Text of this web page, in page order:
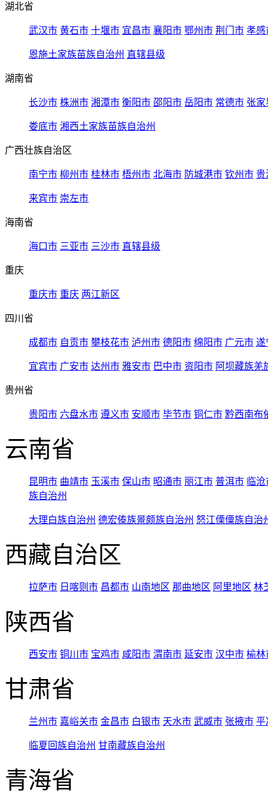
湖北省
武汉市 黄石市 十堰市 宜昌市 襄阳市 鄂州市 荆门市 孝感
恩施土家族苗族自治州 直辖县级
湖南省
长沙市 株洲市 湘潭市 衡阳市 邵阳市 岳阳市 常德市 张家
娄底市 湘西土家族苗族自治州
广西壮族自治区
南宁市 柳州市 桂林市 梧州市 北海市 防城港市 钦州市 贵
来宾市 崇左市
海南省
海口市 三亚市 三沙市 直辖县级
重庆
重庆市 重庆 两江新区
四川省
成都市 自贡市 攀枝花市 泸州市 德阳市 绵阳市 广元市 遂
宜宾市 广安市 达州市 雅安市 巴中市 资阳市 阿坝藏族羌
贵州省
贵阳市 六盘水市 遵义市 安顺市 毕节市 铜仁市 黔西南布
云南省
昆明市 曲靖市 玉溪市 保山市 昭通市 丽江市 普洱市 临
族自治州
大理白族自治州 德宏傣族景颇族自治州 怒江傈僳族自治
西藏自治区
拉萨市 日喀则市 昌都市 山南地区 那曲地区 阿里地区 林
陕西省
西安市 铜川市 宝鸡市 咸阳市 渭南市 延安市 汉中市 榆林
甘肃省
兰州市 嘉峪关市 金昌市 白银市 天水市 武威市 张掖市 平
临夏回族自治州 甘南藏族自治州
青海省